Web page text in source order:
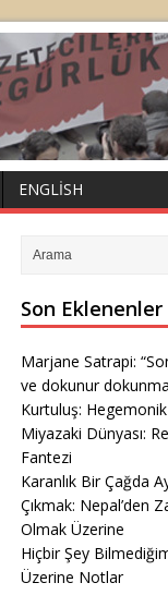
ENGLISH
Son Eklenenler
Marjane Satrapi:
ve dokunur
Kurtuluş:
Miyazaki Dünyası:
Fantezi
Karanlık Bir Çağda
Çıkmak: Nepal’den
Olmak Üzerine
Hiçbir Şey
Üzerine Notlar